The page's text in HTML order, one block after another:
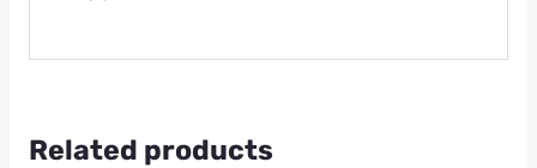
Related products